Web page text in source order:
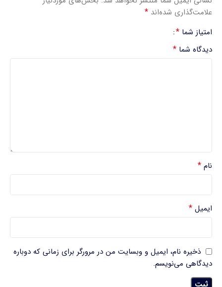
علامت‌گذاری شده‌اند *
امتیاز شما *
دیدگاه شما *
نام *
ایمیل *
ذخیره نام، ایمیل و وبسایت من در مرورگر برای زمانی که دوباره
دیدگاهی می‌نویسم.